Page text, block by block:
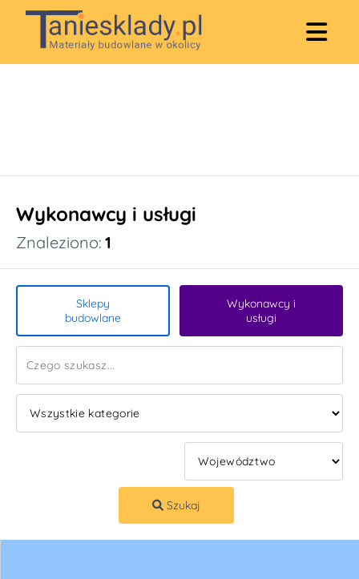
Wykonawcy i usługi
Znaleziono: 1
Sklepy
budowlane
Wykonawcy i
usługi
Szukaj